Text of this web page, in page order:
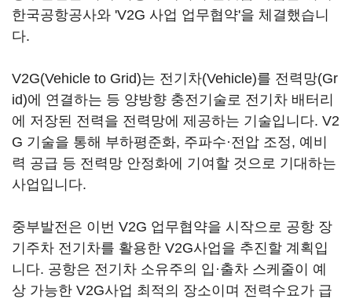
한국공항공사와 'V2G 사업 업무협약'을 체결했습니
다.
V2G(Vehicle to Grid)는 전기차(Vehicle)를 전력망(Gr
id)에 연결하는 등 양방향 충전기술로 전기차 배터리
에 저장된 전력을 전력망에 제공하는 기술입니다. V2
G 기술을 통해 부하평준화, 주파수·전압 조정, 예비
력 공급 등 전력망 안정화에 기여할 것으로 기대하는
사업입니다.
중부발전은 이번 V2G 업무협약을 시작으로 공항 장
기주차 전기차를 활용한 V2G사업을 추진할 계획입
니다. 공항은 전기차 소유주의 입·출차 스케줄이 예
상 가능한 V2G사업 최적의 장소이며 전력수요가 급